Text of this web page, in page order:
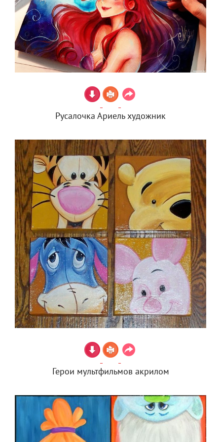
Русалочка Ариель художник
Герои мультфильмов акрилом